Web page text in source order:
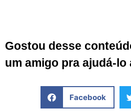
Gostou desse
um amigo pra ajudá-lo
Facebook